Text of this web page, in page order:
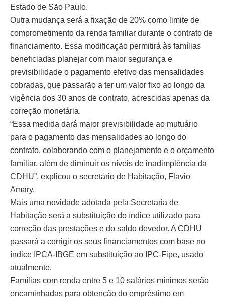
Estado de São Paulo.
Outra mudança será a fixação de 20% como limite de
comprometimento da renda familiar durante o contrato de
financiamento. Essa modificação permitirá às famílias
beneficiadas planejar com maior segurança e
previsibilidade o pagamento efetivo das mensalidades
cobradas, que passarão a ter um valor fixo ao longo da
vigência dos 30 anos de contrato, acrescidas apenas da
correção monetária.
“Essa medida dará maior previsibilidade ao mutuário
para o pagamento das mensalidades ao longo do
contrato, colaborando com o planejamento e o orçamento
familiar, além de diminuir os níveis de inadimplência da
CDHU”, explicou o secretário de Habitação, Flavio
Amary.
Mais uma novidade adotada pela Secretaria de
Habitação será a substituição do índice utilizado para
correção das prestações e do saldo devedor. A CDHU
passará a corrigir os seus financiamentos com base no
índice IPCA-IBGE em substituição ao IPC-Fipe, usado
atualmente.
Famílias com renda entre 5 e 10 salários mínimos serão
encaminhadas para obtenção do empréstimo em